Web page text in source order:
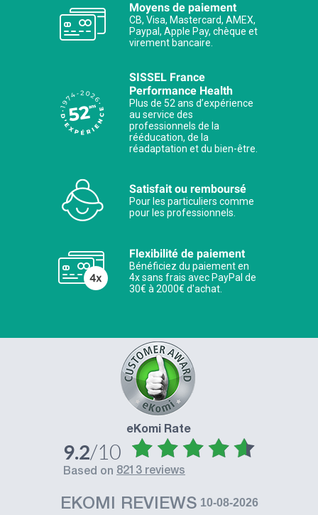
Moyens de paiement
CB, Visa, Mastercard, AMEX,
Paypal, Apple Pay, chèque et
virement bancaire.
SISSEL France
Performance Health
Plus de 52 ans d’expérience
au service des
professionnels de la
rééducation, de la
réadaptation et du bien-être.
Satisfait ou remboursé
Pour les particuliers comme
pour les professionnels.
Flexibilité de paiement
Bénéficiez du paiement en
4x sans frais avec PayPal de
30€ à 2000€ d'achat.
eKomi Rate
9.2/10
based on 8213 reviews
EKOMI REVIEWS 10-08-2026